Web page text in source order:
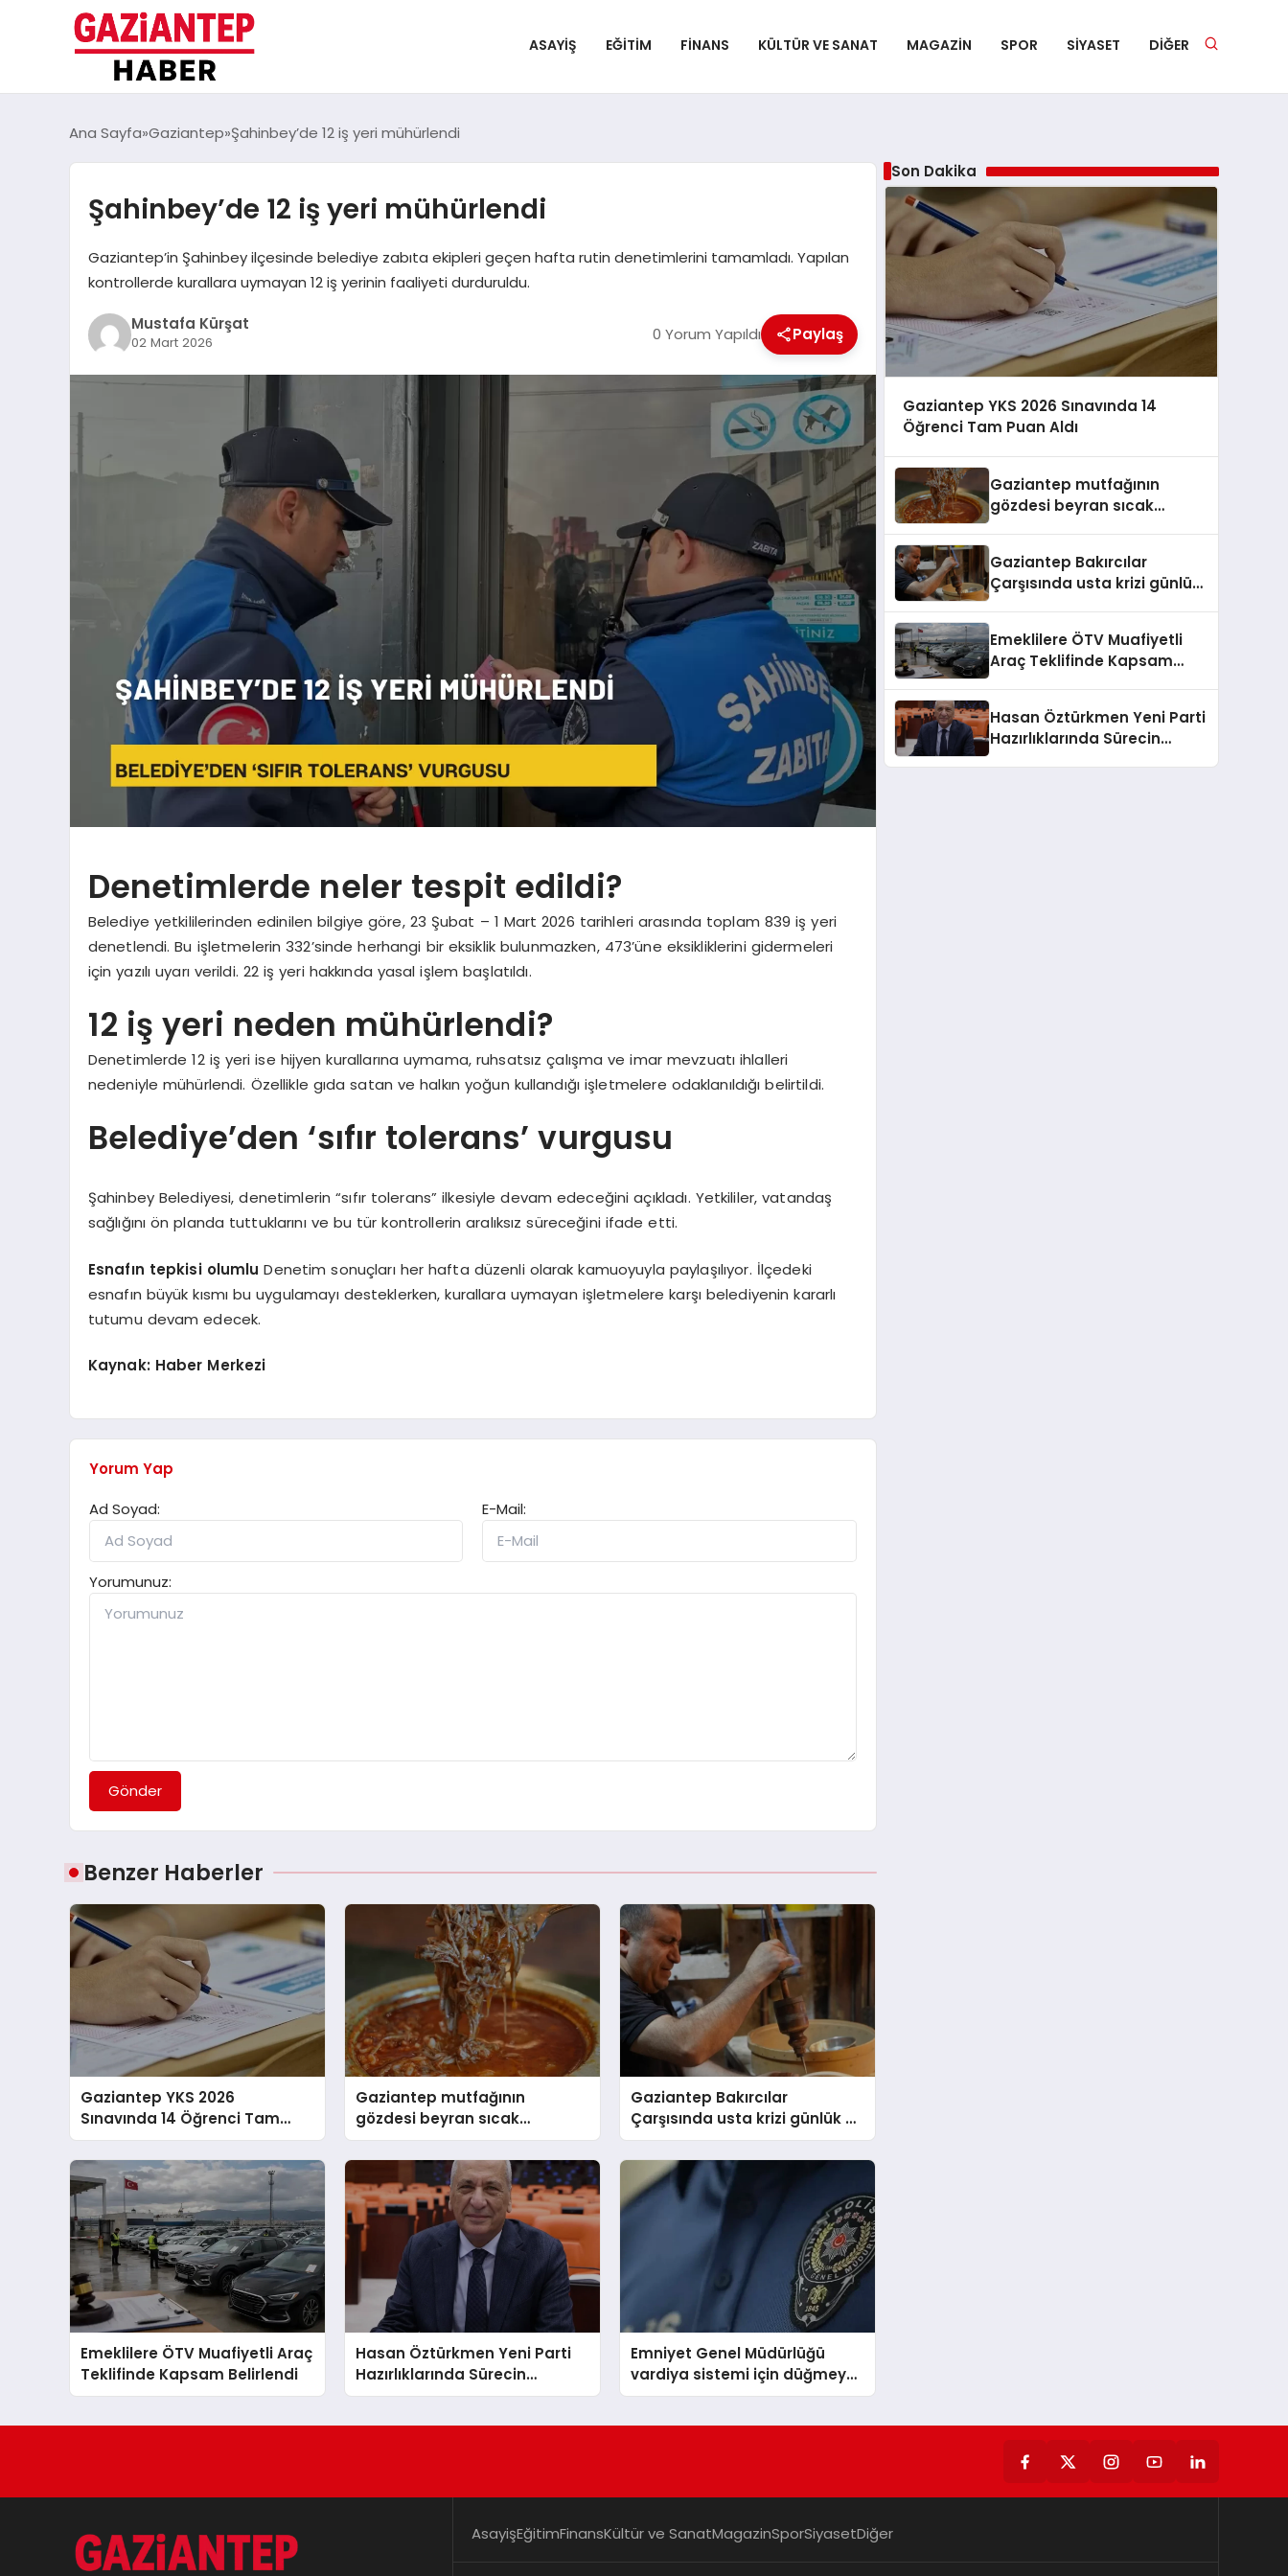
ASAYIŞ EĞITIM FINANS KÜLTÜR VE SANAT MAGAZIN SPOR SIYASET DIĞER
Ana Sayfa Gaziantep Şahinbey’de 12 iş yeri mühürlendi
Şahinbey’de 12 iş yeri mühürlendi
Gaziantep’in Şahinbey ilçesinde belediye zabıta ekipleri geçen hafta rutin denetimlerini tamamladı. Yapılan
kontrollerde kurallara uymayan 12 iş yerinin faaliyeti durduruldu.
Mustafa Kürşat
02 Mart 2026 0 Yorum Yapıldı Paylaş
Denetimlerde neler tespit edildi?
Belediye yetkililerinden edinilen bilgiye göre, 23 Şubat – 1 Mart 2026 tarihleri arasında toplam 839 iş yeri
denetlendi. Bu işletmelerin 332’sinde herhangi bir eksiklik bulunmazken, 473’üne eksikliklerini gidermeleri
için yazılı uyarı verildi. 22 iş yeri hakkında yasal işlem başlatıldı.
12 iş yeri neden mühürlendi?
Denetimlerde 12 iş yeri ise hijyen kurallarına uymama, ruhsatsız çalışma ve imar mevzuatı ihlalleri
nedeniyle mühürlendi. Özellikle gıda satan ve halkın yoğun kullandığı işletmelere odaklanıldığı belirtildi.
Belediye’den ‘sıfır tolerans’ vurgusu
Şahinbey Belediyesi, denetimlerin “sıfır tolerans” ilkesiyle devam edeceğini açıkladı. Yetkililer, vatandaş
sağlığını ön planda tuttuklarını ve bu tür kontrollerin aralıksız süreceğini ifade etti.
Esnafın tepkisi olumlu Denetim sonuçları her hafta düzenli olarak kamuoyuyla paylaşılıyor. İlçedeki
esnafın büyük kısmı bu uygulamayı desteklerken, kurallara uymayan işletmelere karşı belediyenin kararlı
tutumu devam edecek.
Kaynak: Haber Merkezi
Yorum Yap
Ad Soyad:
E-Mail:
Yorumunuz:
Gönder
Benzer Haberler
Gaziantep YKS 2026
Sınavında 14 Öğrenci Tam
Puan Aldı
Gaziantep mutfağının
gözdesi beyran sıcak
havalara direniyor
Gaziantep Bakırcılar
Çarşısında usta krizi günlük 2
bin lira yetmedi
Emeklilere ÖTV Muafiyetli Araç
Teklifinde Kapsam Belirlendi
Hasan Öztürkmen Yeni Parti
Hazırlıklarında Sürecin
Ertelendiğini Açıkladı
Emniyet Genel Müdürlüğü
vardiya sistemi için düğmeye
bastı
Son Dakika
Gaziantep YKS 2026 Sınavında 14
Öğrenci Tam Puan Aldı
Gaziantep mutfağının
gözdesi beyran sıcak
Gaziantep Bakırcılar
Çarşısında usta krizi günlük
Emeklilere ÖTV Muafiyetli
Araç Teklifinde Kapsam
Hasan Öztürkmen Yeni Parti
Hazırlıklarında Sürecin
AsayişEğitimFinansKültür ve SanatMagazinSporSiyasetDiğer